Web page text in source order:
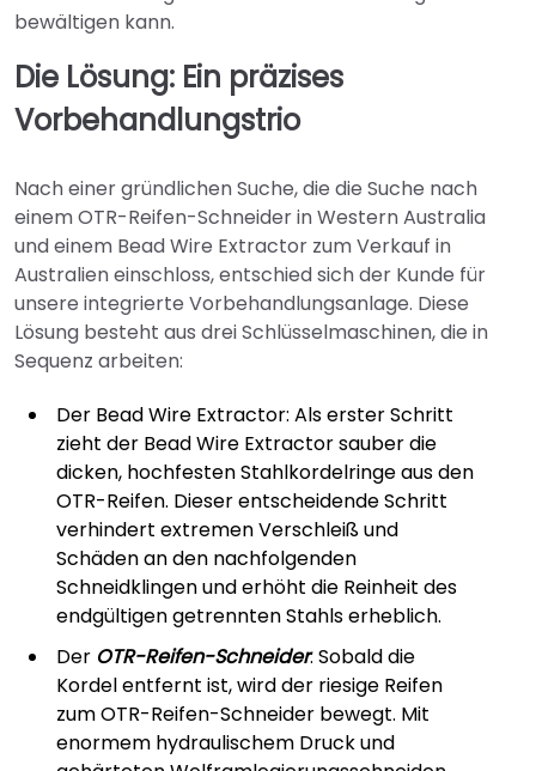
bewältigen kann.
Die Lösung: Ein präzises
Vorbehandlungstrio
Nach einer gründlichen Suche, die die Suche nach
einem OTR-Reifen-Schneider in Western Australia
und einem Bead Wire Extractor zum Verkauf in
Australien einschloss, entschied sich der Kunde für
unsere integrierte Vorbehandlungsanlage. Diese
Lösung besteht aus drei Schlüsselmaschinen, die in
Sequenz arbeiten:
Der Bead Wire Extractor: Als erster Schritt
zieht der Bead Wire Extractor sauber die
dicken, hochfesten Stahlkordelringe aus den
OTR-Reifen. Dieser entscheidende Schritt
verhindert extremen Verschleiß und
Schäden an den nachfolgenden
Schneidklingen und erhöht die Reinheit des
endgültigen getrennten Stahls erheblich.
Der OTR-Reifen-Schneider: Sobald die
Kordel entfernt ist, wird der riesige Reifen
zum OTR-Reifen-Schneider bewegt. Mit
enormem hydraulischem Druck und